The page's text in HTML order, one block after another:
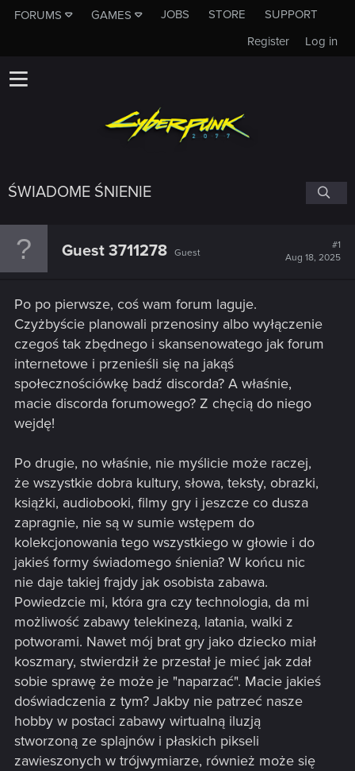
FORUMS GAMES JOBS STORE
SUPPORT
Log in
Register
ŚWIADOME ŚNIENIE
Guest 3711278 Guest
#1
Aug 18, 2025
Po po pierwsze, coś wam forum laguje.
Czyżbyście planowali przenosiny albo wyłączenie
czegoś tak zbędnego i skansenowatego jak forum
internetowe i przenieśli się na jakąś
społecznościówkę badź discorda? A właśnie,
macie discorda forumowego? Z chęcią do niego
wejdę!
Po drugie, no właśnie, nie myślicie może raczej,
że wszystkie dobra kultury, słowa, teksty, obrazki,
książki, audiobooki, filmy gry i jeszcze co dusza
zapragnie, nie są w sumie wstępem do
kolekcjonowania tego wszystkiego w głowie i do
jakieś formy świadomego śnienia? W końcu nic
nie daje takiej frajdy jak osobista zabawa.
Powiedzcie mi, która gra czy technologia, da mi
możliwość zabawy telekinezą, latania, walki z
potworami. Nawet mój brat gry jako dziecko miał
koszmary, stwierdził że przestał je mieć jak zdał
sobie sprawę że może je "naparzać". Macie jakieś
doświadczenia z tym? Jakby nie patrzeć nasze
hobby w postaci zabawy wirtualną iluzją
stworzoną ze splajnów i płaskich pikseli
zawieszonych w trójwymiarze, również może się